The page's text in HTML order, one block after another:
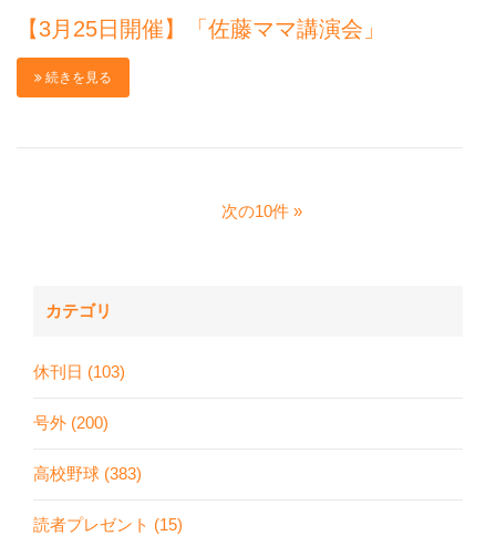
【3月25日開催】「佐藤ママ講演会」
続きを見る
次の10件
カテゴリ
休刊日 (103)
号外 (200)
高校野球 (383)
読者プレゼント (15)